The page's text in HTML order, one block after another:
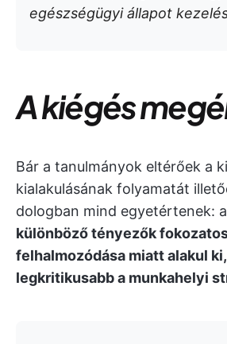
egészségügyi állapot
A kiégés
Bár a tanulmányok eltérőek a
kialakulásának folyamatát
dologban mind egyetértenek:
különböző tényezők
felhalmozódása miatt alakul
legkritikusabb a munkahelyi